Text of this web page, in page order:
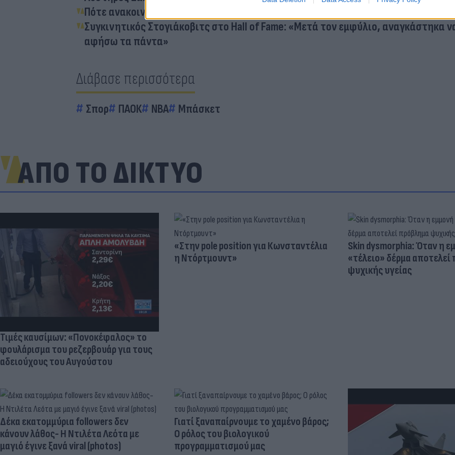
Πότε ανακοινώνεται ο Ντέγιαν Λόβρεν από τον ΠΑΟΚ
Συγκινητικός Στογιάκοβιτς στο Hall of Fame: «Μετά τον εμφύλιο, αναγκάστηκα
αφήσω τα πάντα»
Διάβασε περισσότερα
Σπορ ΠΑΟΚ NBA Μπάσκετ
ΑΠΟ ΤΟ ΔΙΚΤΥΟ
Τιμές καυσίμων: «Πονοκέφαλος» το
φουλάρισμα του ρεζερβουάρ για τους
αδειούχους του Αυγούστου
«Στην pole position για Κωνσταντέλια
η Ντόρτμουντ»
Skin dysmorphia: Όταν η
«τέλειο» δέρμα
ψυχικής υγείας
Δέκα εκατομμύρια followers δεν
κάνουν λάθος- Η Ντιλέτα Λεότα με
μαγιό έγινε ξανά viral (photos)
Γιατί ξαναπαίρνουμε το χαμένο βάρος;
Ο ρόλος του βιολογικού
προγραμματισμού μας